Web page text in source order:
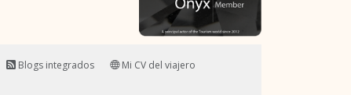
Blogs integrados
Mi CV del viajero